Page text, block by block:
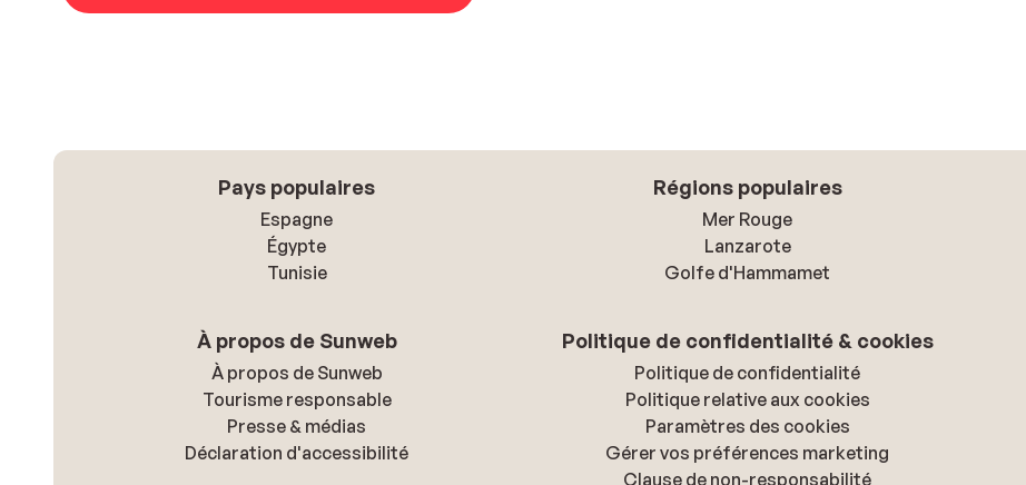
Pays populaires
Espagne
Égypte
Tunisie
Régions populaires
Mer Rouge
Lanzarote
Golfe d'Hammamet
À propos de Sunweb
À propos de Sunweb
Tourisme responsable
Presse & médias
Déclaration d'accessibilité
Politique de confidentialité & cookies
Politique de confidentialité
Politique relative aux cookies
Paramètres des cookies
Gérer vos préférences marketing
Clause de non-responsabilité